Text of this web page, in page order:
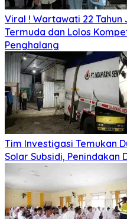
Viral ! Wartawati 22 Tahun
Termuda dan Lolos
Penghalang
Tim Investigasi Temukan
Solar Subsidi, Penindakan